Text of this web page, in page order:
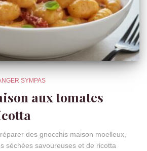
SYMPAS
aux tomates
des gnocchis maison moelleux,
séchées savoureuses et de ricotta